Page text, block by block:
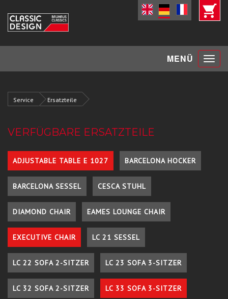
MENÜ Toggle
Service Ersatzteile
VERFÜGBARE ERSATZTEILE
ADJUSTABLE TABLE E 1027 BARCELONA HOCKER
BARCELONA SESSEL CESCA STUHL
DIAMOND CHAIR EAMES LOUNGE CHAIR
EXECUTIVE CHAIR LC 21 SESSEL
LC 22 SOFA 2-SITZER LC 23 SOFA 3-SITZER
LC 32 SOFA 2-SITZER LC 33 SOFA 3-SITZER